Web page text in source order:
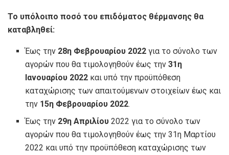
Το υπόλοιπο ποσό του επιδόματος θέρμανσης θα
καταβληθεί:
Έως την 28η Φεβρουαρίου 2022 για το σύνολο των
αγορών που θα τιμολογηθούν έως την31η
Ιανουαρίου 2022 και υπό την προϋπόθεση
καταχώρισης των απαιτούμενων στοιχείων έως και
την 15η Φεβρουαρίου 2022.
Έως την 29η Απριλίου 2022 για το σύνολο των
αγορών που θα τιμολογηθούν έως την 31η Μαρτίου
2022 και υπό την προϋπόθεση καταχώρισης των